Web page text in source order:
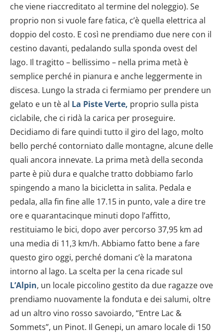
che viene riaccreditato al termine del noleggio). Se
proprio non si vuole fare fatica, c’è quella elettrica al
doppio del costo. E così ne prendiamo due nere con il
cestino davanti, pedalando sulla sponda ovest del
lago. Il tragitto – bellissimo – nella prima metà è
semplice perché in pianura e anche leggermente in
discesa. Lungo la strada ci fermiamo per prendere un
gelato e un tè al La Piste Verte, proprio sulla pista
ciclabile, che ci ridà la carica per proseguire.
Decidiamo di fare quindi tutto il giro del lago, molto
bello perché contorniato dalle montagne, alcune delle
quali ancora innevate. La prima metà della seconda
parte è più dura e qualche tratto dobbiamo farlo
spingendo a mano la bicicletta in salita. Pedala e
pedala, alla fin fine alle 17.15 in punto, vale a dire tre
ore e quarantacinque minuti dopo l’affitto,
restituiamo le bici, dopo aver percorso 37,95 km ad
una media di 11,3 km/h. Abbiamo fatto bene a fare
questo giro oggi, perché domani c’è la maratona
intorno al lago. La scelta per la cena ricade sul
L’Alpin, un locale piccolino gestito da due ragazze ove
prendiamo nuovamente la fonduta e dei salumi, oltre
ad un altro vino rosso savoiardo, “Entre Lac &
Sommets”, un Pinot. Il Genepi, un amaro locale di 150